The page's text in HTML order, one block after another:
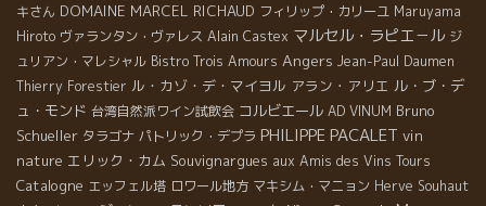
キさん DOMAINE MARCEL RICHAUD フィリップ・カリーユ Maruyama
Hiroto ヴァランタン・ヴァレス Alain Castex マルセル・ラピエ－ル ジ
ュリアン・マレシャル Bistro Trois Amours Angers Jean-Paul Daumen
Thierry Forestier ル・カゾ・デ・マイヨル アラン・アリエ ル・ブ・デ
ュ・モンド 台湾自然派ワイン試飲会 コルビエール AD VINUM Bruno
Schueller タラゴナ パトリック・デプラ PHILIPPE PACALET vin
nature エリック・カム Souvignargues aux Amis des Vins Tours
Catalogne エッフェル塔 ロワール地方 マキシム・マニョン Herve Souhaut